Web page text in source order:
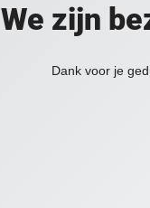
We zijn
Dank voor je